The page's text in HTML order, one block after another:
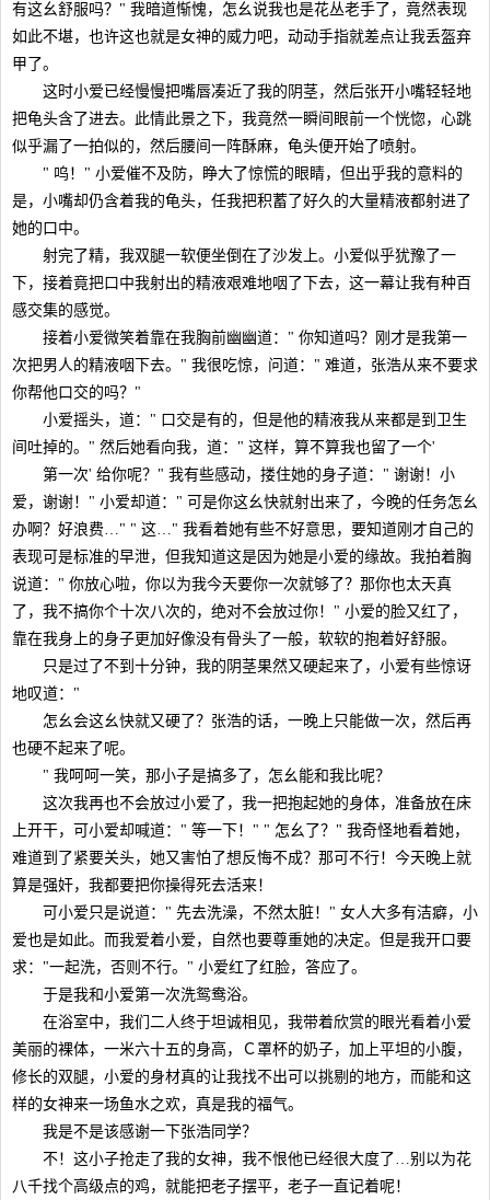
有这幺舒服吗？" 我暗道惭愧，怎幺说我也是花丛老手了，竟然表现
如此不堪，也许这也就是女神的威力吧，动动手指就差点让我丢盔弃
甲了。
这时小爱已经慢慢把嘴唇凑近了我的阴茎，然后张开小嘴轻轻地
把龟头含了进去。此情此景之下，我竟然一瞬间眼前一个恍惚，心跳
似乎漏了一拍似的，然后腰间一阵酥麻，龟头便开始了喷射。
" 呜！" 小爱催不及防，睁大了惊慌的眼睛，但出乎我的意料的
是，小嘴却仍含着我的龟头，任我把积蓄了好久的大量精液都射进了
她的口中。
射完了精，我双腿一软便坐倒在了沙发上。小爱似乎犹豫了一
下，接着竟把口中我射出的精液艰难地咽了下去，这一幕让我有种百
感交集的感觉。
接着小爱微笑着靠在我胸前幽幽道：" 你知道吗？刚才是我第一
次把男人的精液咽下去。" 我很吃惊，问道：" 难道，张浩从来不要求
你帮他口交的吗？"
小爱摇头，道：" 口交是有的，但是他的精液我从来都是到卫生
间吐掉的。" 然后她看向我，道：" 这样，算不算我也留了一个'
第一次' 给你呢？" 我有些感动，搂住她的身子道：" 谢谢！小
爱，谢谢！" 小爱却道：" 可是你这幺快就射出来了，今晚的任务怎幺
办啊？好浪费…" " 这…" 我看着她有些不好意思，要知道刚才自己的
表现可是标准的早泄，但我知道这是因为她是小爱的缘故。我拍着胸
说道：" 你放心啦，你以为我今天要你一次就够了？那你也太天真
了，我不搞你个十次八次的，绝对不会放过你！" 小爱的脸又红了，
靠在我身上的身子更加好像没有骨头了一般，软软的抱着好舒服。
只是过了不到十分钟，我的阴茎果然又硬起来了，小爱有些惊讶
地叹道："
怎幺会这幺快就又硬了？张浩的话，一晚上只能做一次，然后再
也硬不起来了呢。
" 我呵呵一笑，那小子是搞多了，怎幺能和我比呢？
这次我再也不会放过小爱了，我一把抱起她的身体，准备放在床
上开干，可小爱却喊道：" 等一下！" " 怎幺了？" 我奇怪地看着她，
难道到了紧要关头，她又害怕了想反悔不成？那可不行！今天晚上就
算是强奸，我都要把你操得死去活来！
可小爱只是说道：" 先去洗澡，不然太脏！" 女人大多有洁癖，小
爱也是如此。而我爱着小爱，自然也要尊重她的决定。但是我开口要
求："一起洗，否则不行。" 小爱红了红脸，答应了。
于是我和小爱第一次洗鸳鸯浴。
在浴室中，我们二人终于坦诚相见，我带着欣赏的眼光看着小爱
美丽的裸体，一米六十五的身高，Ｃ罩杯的奶子，加上平坦的小腹，
修长的双腿，小爱的身材真的让我找不出可以挑剔的地方，而能和这
样的女神来一场鱼水之欢，真是我的福气。
我是不是该感谢一下张浩同学？
不！这小子抢走了我的女神，我不恨他已经很大度了…别以为花
八千找个高级点的鸡，就能把老子摆平，老子一直记着呢！